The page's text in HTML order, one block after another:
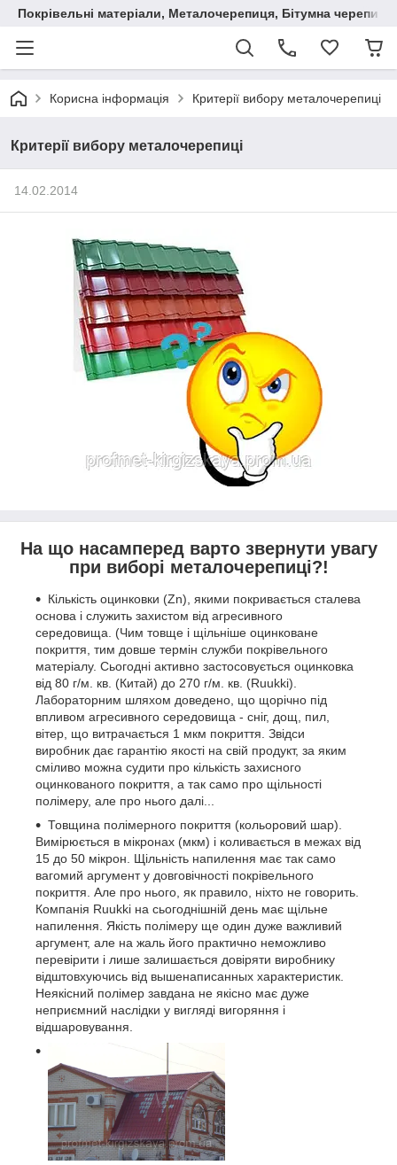
Покрівельні матеріали, Металочерепиця, Бітумна
Корисна інформація Критерії вибору металочерепиці
Критерії вибору металочерепиці
14.02.2014
На що насамперед варто звернути увагу
при виборі металочерепиці?!
Кількість оцинковки (Zn), якими покривається сталева
основа і служить захистом від агресивного
середовища. (Чим товще і щільніше оцинковане
покриття, тим довше термін служби покрівельного
матеріалу. Сьогодні активно застосовується оцинковка
від 80 г/м. кв. (Китай) до 270 г/м. кв. (Ruukki).
Лабораторним шляхом доведено, що щорічно під
впливом агресивного середовища - сніг, дощ, пил,
вітер, що витрачається 1 мкм покриття. Звідси
виробник дає гарантію якості на свій продукт, за яким
сміливо можна судити про кількість захисного
оцинкованого покриття, а так само про щільності
полімеру, але про нього далі...
Товщина полімерного покриття (кольоровий шар).
Вимірюється в мікронах (мкм) і коливається в межах від
15 до 50 мікрон. Щільність напилення має так само
вагомий аргумент у довговічності покрівельного
покриття. Але про нього, як правило, ніхто не говорить.
Компанія Ruukki на сьогоднішній день має щільне
напилення. Якість полімеру ще один дуже важливий
аргумент, але на жаль його практично неможливо
перевірити і лише залишається довіряти виробнику
відштовхуючись від вышенаписанных характеристик.
Неякісний полімер завдана не якісно має дуже
неприємний наслідки у вигляді вигоряння і
відшаровування.